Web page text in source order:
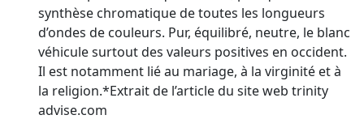
synthèse chromatique de toutes les longueurs
d’ondes de couleurs. Pur, équilibré, neutre, le blanc
véhicule surtout des valeurs positives en occident.
Il est notamment lié au mariage, à la virginité et à
la religion.*Extrait de l’article du site web trinity
advise.com